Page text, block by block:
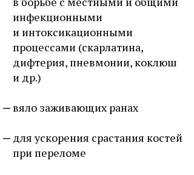
инфекционными
и интоксикационными
процессами (скарлатина,
дифтерия, пневмонии, коклюш
и др.)
вяло заживающих ранах
для ускорения срастания костей
при переломе